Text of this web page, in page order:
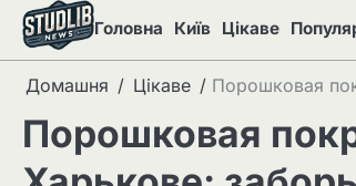
Перейти
вмісту
Головна Київ Цікаве
Домашня Цікаве Порошковая
Порошковая